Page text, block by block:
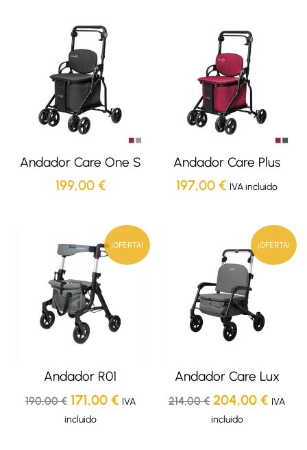
Andador Care One S
199,00 €
Andador Care Plus
197,00 € IVA incluido
¡OFERTA!
Andador R01
190,00€
precio
original
era:
190,00 €.
171,00 €
precio
IVA
incluido
¡OFERTA!
Andador Care Lux
214,00€
precio
original
era:
214,00 €.
204,00 €
precio
IVA
incluido